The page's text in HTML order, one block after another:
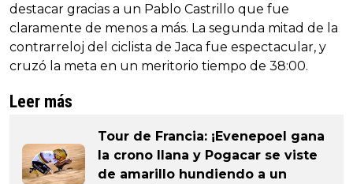
destacar gracias a un Pablo Castrillo que fue
claramente de menos a más. La segunda mitad de la
contrarreloj del ciclista de Jaca fue espectacular, y
cruzó la meta en un meritorio tiempo de 38:00.
Leer más
Tour de Francia: ¡Evenepoel gana
la crono llana y Pogacar se viste
de amarillo hundiendo a un